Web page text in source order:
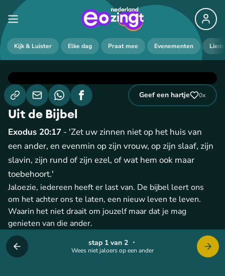
Kijk & Luister Elke dag Praat mee Evenementen
Wees niet jaloers op een ander
stap 1 van 2・
Geef een hartje 0x
Uit de Bijbel
Exodus 20:17 - 'Zet uw zinnen niet op het huis van
een ander, en evenmin op zijn vrouw, op zijn slaaf, zijn
slavin, zijn rund of zijn ezel, of wat hem ook maar
toebehoort.'
Jaloezie, iedereen heeft er last van. De bijbel leert ons
om het achter ons te laten, een nieuw leven te leven.
Waarin het niet draait om jouzelf maar dat je mag
genieten van die ander.